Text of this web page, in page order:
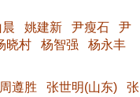
姚建新 尹瘦石
尹
晓村 杨智强
杨永丰
周遵胜 张世明(山东)
张